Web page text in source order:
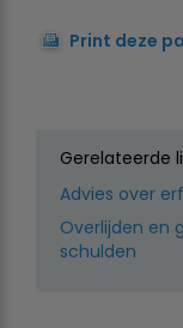
Print deze
Gerelateerde
Advies over
Overlijden en
schulden